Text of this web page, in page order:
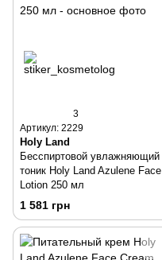
3
Артикул: 2229
Holy Land
Бесспиртовой увлажняющий
тоник Holy Land Azulene Face
Lotion 250 мл
1 581 грн